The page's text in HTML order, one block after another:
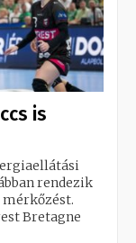
is
rendezik
Bretagne